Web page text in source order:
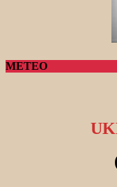
METEO